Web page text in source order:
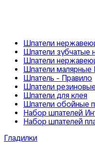
Шпатели
Шпатели зубчатые
Шпатели
Шпатели
Шпатель - Правило
Шпатели
Шпатели для клея
Шпатели обойные
Набор шпателей
Набор шпателей
Гладилки